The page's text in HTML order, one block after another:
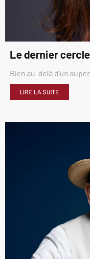
Le dernier
Bien au-delà d’un
LIRE LA SUITE